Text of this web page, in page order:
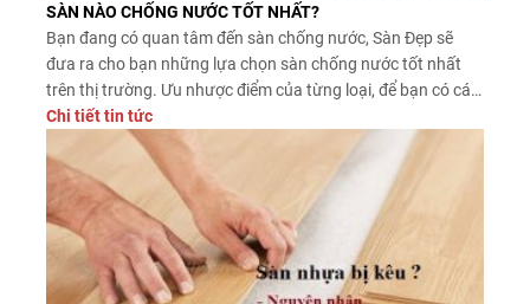
SÀN NÀO CHỐNG NƯỚC TỐT NHẤT?
Bạn đang có quan tâm đến sàn chống nước, Sàn Đẹp sẽ
đưa ra cho bạn những lựa chọn sàn chống nước tốt nhất
trên thị trường. Ưu nhược điểm của từng loại, để bạn có cái
nhìn khách quan nhất từng loại sàn, để lựa chọn sàn chống
nước phù hợp với gia đình.
Chi tiết tin tức